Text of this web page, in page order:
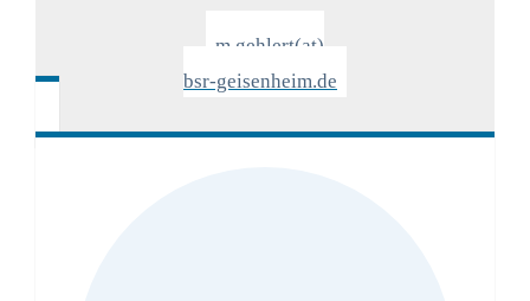
m.gehlert(at)
bsr-geisenheim.de